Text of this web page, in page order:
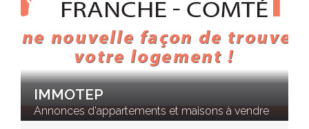
IMMOTEP
Annonces d'appartements et maisons à vendre